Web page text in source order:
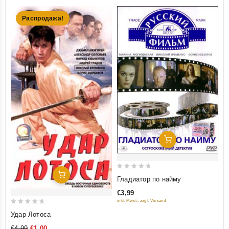
Распродажа!
Добавить В Корзину
out
Удар Лотоса
Добавить В Корзину
of
Гладиатор по найму
€3,99
inkl. Mwst., zzgl. Versand